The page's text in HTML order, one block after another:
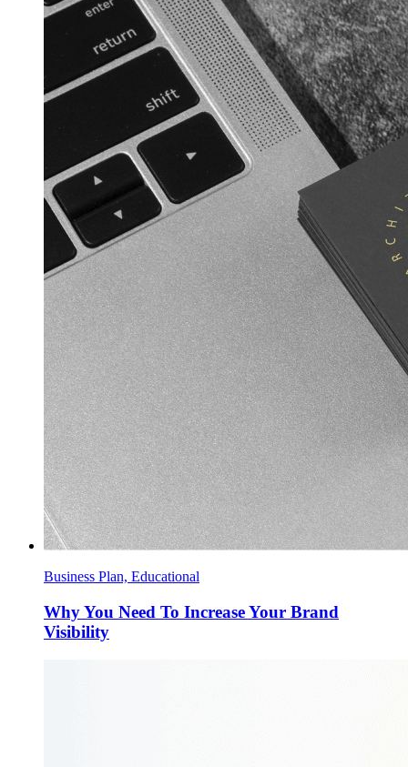
Business Plan, Educational
Why You Need To Increase Your Brand
Visibility